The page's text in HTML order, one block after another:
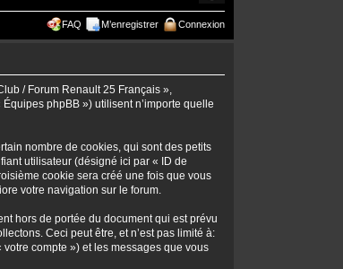
FAQ M’enregistrer Connexion
/ Forum Renault 25 Français »,
phpBB ») utilisent n’importe quelle
nombre de cookies, qui sont des petits
utilisateur (désigné ici par « ID de
cookie sera créé une fois que vous
votre navigation sur le forum.
hors de portée du document qui est prévu
Ceci peut être, et n’est pas limité à:
compte ») et les messages que vous